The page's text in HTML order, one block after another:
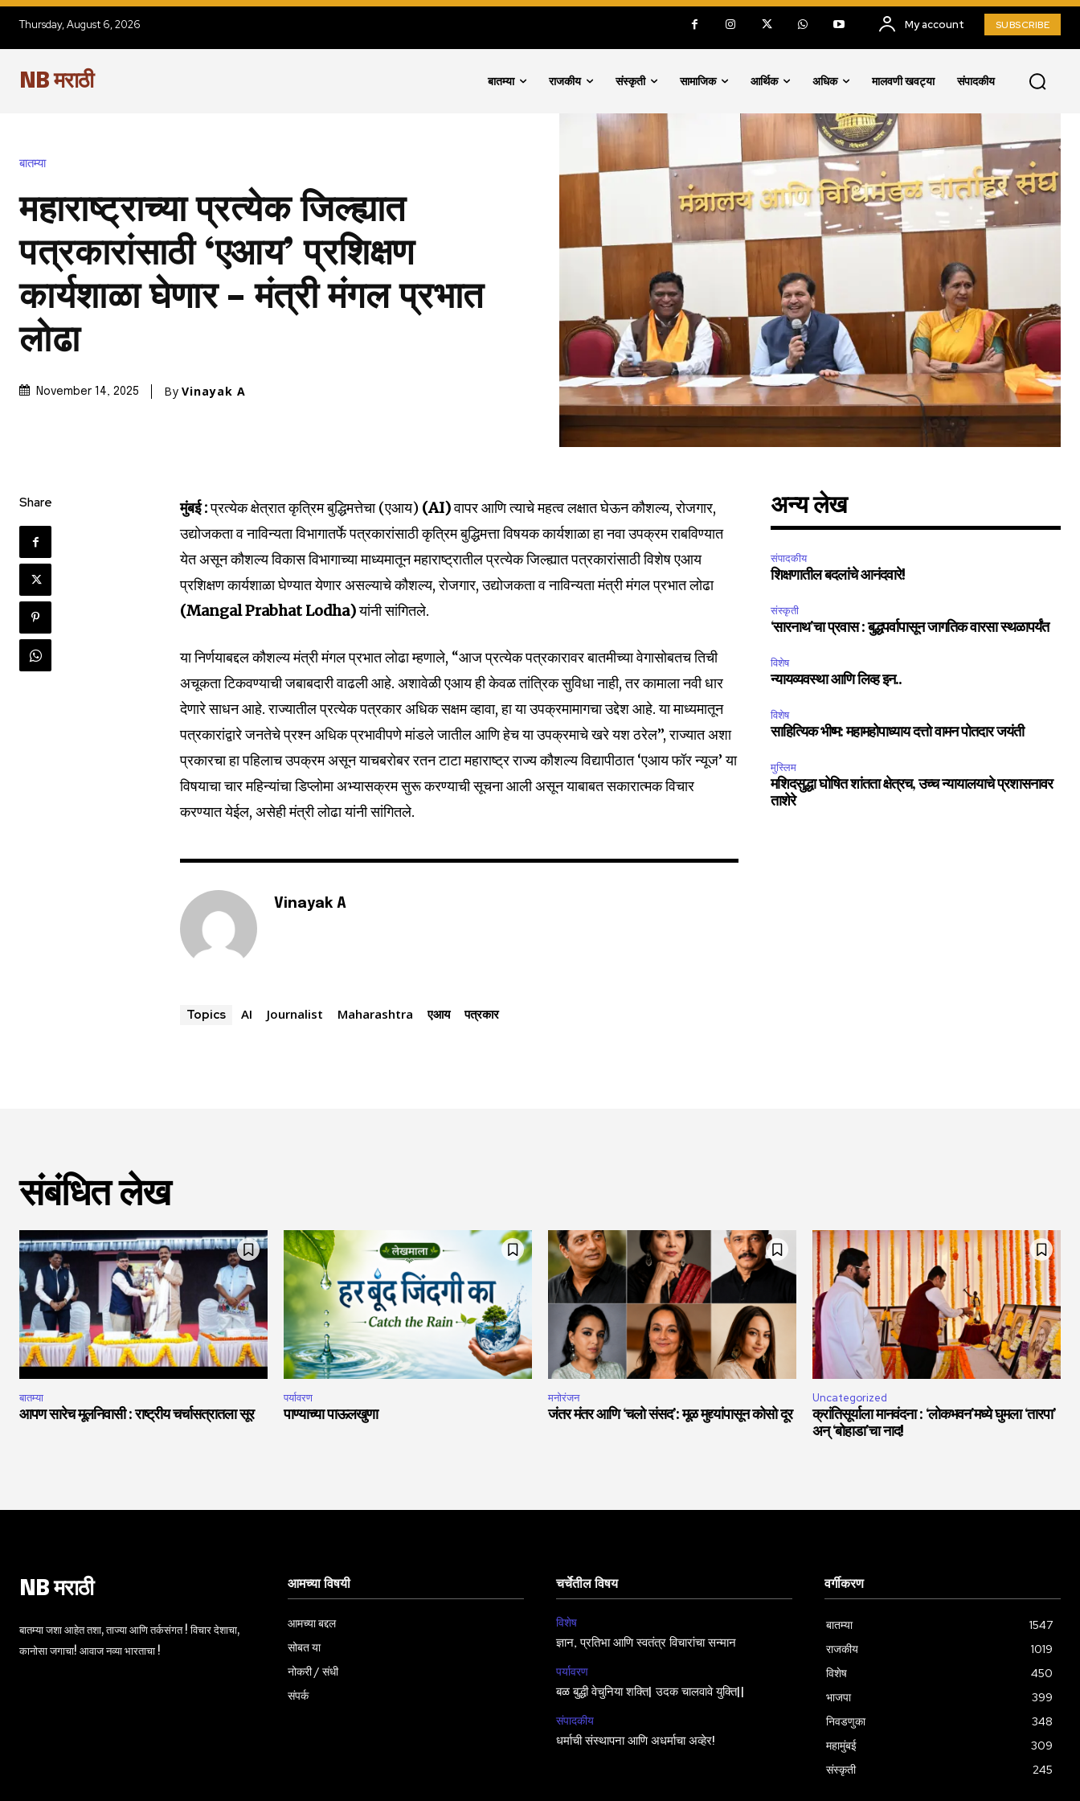
Join our community of
SUBSCRIBERS and be part
of the conversation.
To subscribe, simply enter your email address on our website or click
the subscribe button below. Don't worry, we respect your privacy and
SUBSCRIBE
Privacy Policy
6,300 32,111 75
Thursday, August 6, 2026 My account SUBSCRIBE
NB मराठी बातम्या राजकीय संस्कृती सामाजिक आर्थिक अधिक मालवणी खवट्या संपादकीय
बातम्या
महाराष्ट्राच्या प्रत्येक जिल्ह्यात
पत्रकारांसाठी ‘एआय’ प्रशिक्षण
कार्यशाळा घेणार – मंत्री मंगल प्रभात
लोढा
November 14, 2025 By Vinayak A
Share मुंबई :प्रत्येक क्षेत्रात कृत्रिम बुद्धिमत्तेचा (एआय) (AI)वापर आणि त्याचे महत्व लक्षात घेऊन कौशल्य, रोजगार,
उद्योजकता व नाविन्यता विभागातर्फे पत्रकारांसाठी कृत्रिम बुद्धिमत्ता विषयक कार्यशाळा हा नवा उपक्रम राबविण्यात
येत असून कौशल्य विकास विभागाच्या माध्यमातून महाराष्ट्रातील प्रत्येक जिल्ह्यात पत्रकारांसाठी विशेष एआय
प्रशिक्षण कार्यशाळा घेण्यात येणार असल्याचे कौशल्य, रोजगार, उद्योजकता व नाविन्यता मंत्री मंगल प्रभात लोढा
(Mangal Prabhat Lodha)यांनी सांगितले.
या निर्णयाबद्दल कौशल्य मंत्री मंगल प्रभात लोढा म्हणाले, “आज प्रत्येक पत्रकारावर बातमीच्या वेगासोबतच तिची
अचूकता टिकवण्याची जबाबदारी वाढली आहे. अशावेळी एआय ही केवळ तांत्रिक सुविधा नाही, तर कामाला नवी धार
देणारे साधन आहे. राज्यातील प्रत्येक पत्रकार अधिक सक्षम व्हावा, हा या उपक्रमामागचा उद्देश आहे. या माध्यमातून
पत्रकारांद्वारे जनतेचे प्रश्न अधिक प्रभावीपणे मांडले जातील आणि हेच या उपक्रमाचे खरे यश ठरेल”, राज्यात अशा
प्रकारचा हा पहिलाच उपक्रम असून याचबरोबर रतन टाटा महाराष्ट्र राज्य कौशल्य विद्यापीठात ‘एआय फॉर न्यूज’ या
विषयाचा चार महिन्यांचा डिप्लोमा अभ्यासक्रम सुरू करण्याची सूचना आली असून याबाबत सकारात्मक विचार
करण्यात येईल, असेही मंत्री लोढा यांनी सांगितले.
Vinayak A
Topics AI Journalist Maharashtra एआय पत्रकार
अन्य लेख
संपादकीय
शिक्षणातील बदलांचे आनंदवारे!
संस्कृती
‘सारनाथ’चा प्रवास : बुद्धपर्वापासून जागतिक वारसा स्थळापर्यंत
विशेष
न्यायव्यवस्था आणि लिव्ह इन..
विशेष
साहित्यिक भीष्म: महामहोपाध्याय दत्तो वामन पोतदार जयंती
मुस्लिम
मशिदसुद्धा घोषित शांतता क्षेत्रच, उच्च न्यायालयाचे प्रशासनावर
ताशेरे
संबंधित लेख
बातम्या
आपण सारेच मूलनिवासी : राष्ट्रीय चर्चासत्रातला सूर
पर्यावरण
पाण्याच्या पाऊलखुणा
मनोरंजन
जंतर मंतर आणि ‘चलो संसद’: मूळ मुद्द्यांपासून कोसो दूर
Uncategorized
क्रांतिसूर्याला मानवंदना : ‘लोकभवन’मध्ये घुमला ‘तारपा’
अन् ‘बोहाडा’चा नाद!
NB मराठी
बातम्या जशा आहेत तशा, ताज्या आणि तर्कसंगत ! विचार देशाचा,
कानोसा जगाचा! आवाज नव्या भारताचा !
आमच्या विषयी
आमच्या बद्दल
सोबत या
नोकरी / संधी
संपर्क
चर्चेतील विषय
विशेष
ज्ञान, प्रतिभा आणि स्वतंत्र विचारांचा सन्मान
पर्यावरण
बळ बुद्धी वेचुनिया शक्ति| उदक चालवावे युक्ति||
संपादकीय
धर्माची संस्थापना आणि अधर्माचा अव्हेर!
वर्गीकरण
बातम्या
1547
राजकीय
1019
विशेष
450
भाजपा
399
निवडणुका
348
महामुंबई
309
संस्कृती
245